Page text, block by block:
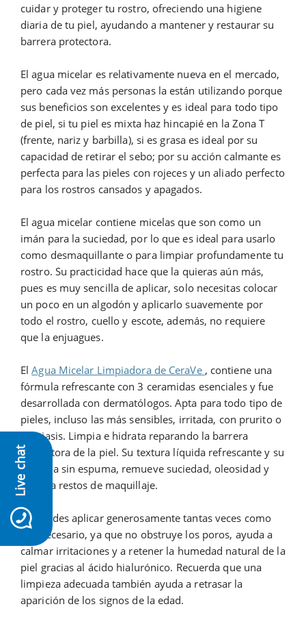
Live chat
cuidar y proteger tu rostro, ofreciendo una higiene
diaria de tu piel, ayudando a mantener y restaurar su
barrera protectora.
El agua micelar es relativamente nueva en el mercado,
pero cada vez más personas la están utilizando porque
sus beneficios son excelentes y es ideal para todo tipo
de piel, si tu piel es mixta haz hincapié en la Zona T
(frente, nariz y barbilla), si es grasa es ideal por su
capacidad de retirar el sebo; por su acción calmante es
perfecta para las pieles con rojeces y un aliado perfecto
para los rostros cansados y apagados.
El agua micelar contiene micelas que son como un
imán para la suciedad, por lo que es ideal para usarlo
como desmaquillante o para limpiar profundamente tu
rostro. Su practicidad hace que la quieras aún más,
pues es muy sencilla de aplicar, solo necesitas colocar
un poco en un algodón y aplicarlo suavemente por
todo el rostro, cuello y escote, además, no requiere
que la enjuagues.
ElAgua Micelar Limpiadora de CeraVe , contiene una
fórmula refrescante con 3 ceramidas esenciales y fue
desarrollada con dermatólogos. Apta para todo tipo de
pieles, incluso las más sensibles, irritada, con prurito o
psoriasis. Limpia e hidrata reparando la barrera
protectora de la piel. Su textura líquida refrescante y su
fórmula sin espuma, remueve suciedad, oleosidad y
elimina restos de maquillaje.
La puedes aplicar generosamente tantas veces como
sea necesario, ya que no obstruye los poros, ayuda a
calmar irritaciones y a retener la humedad natural de la
piel gracias al ácido hialurónico. Recuerda que una
limpieza adecuada también ayuda a retrasar la
aparición de los signos de la edad.